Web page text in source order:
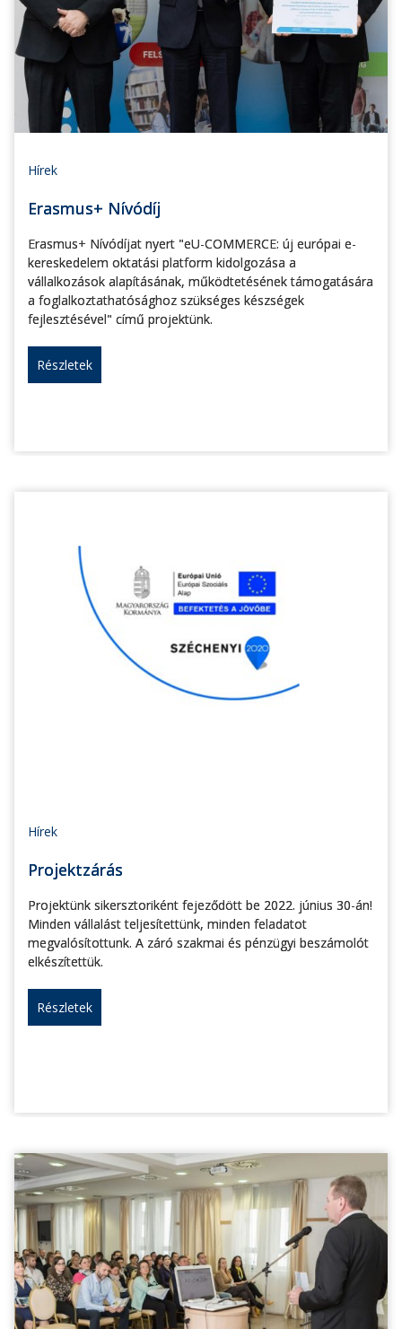
Hírek
Erasmus+ Nívódíj
Erasmus+ Nívódíjat nyert "eU-COMMERCE: új európai e-
kereskedelem oktatási platform kidolgozása a
vállalkozások alapításának, működtetésének támogatására
a foglalkoztathatósághoz szükséges készségek
fejlesztésével" című projektünk.
Részletek
Hírek
Projektzárás
Projektünk sikersztoriként fejeződött be 2022. június 30-án!
Minden vállalást teljesítettünk, minden feladatot
megvalósítottunk. A záró szakmai és pénzügyi beszámolót
elkészítettük.
Részletek